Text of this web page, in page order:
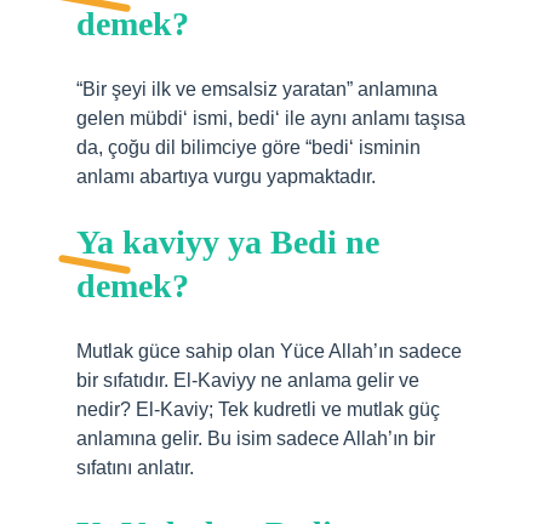
demek?
“Bir şeyi ilk ve emsalsiz yaratan” anlamına
gelen mübdi‘ ismi, bedi‘ ile aynı anlamı taşısa
da, çoğu dil bilimciye göre “bedi‘ isminin
anlamı abartıya vurgu yapmaktadır.
Ya kaviyy ya Bedi ne
demek?
Mutlak güce sahip olan Yüce Allah’ın sadece
bir sıfatıdır. El-Kaviyy ne anlama gelir ve
nedir? El-Kaviy; Tek kudretli ve mutlak güç
anlamına gelir. Bu isim sadece Allah’ın bir
sıfatını anlatır.